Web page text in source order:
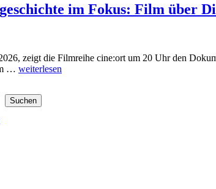
im Fokus: Film über
zeigt die Filmreihe cine:ort um 20 Uhr den
… weiterlesen
Suchen